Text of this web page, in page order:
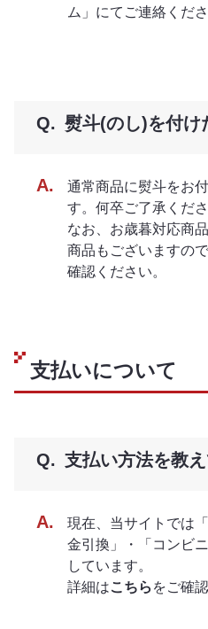
ム」にてご連絡くださ
熨斗(のし)を付け
通常商品に熨斗をお
す。何卒ご了承くだ
なお、お歳暮対応商
商品もございますの
確認ください。
支払いについて
支払い方法を教え
現在、当サイトでは
金引換」・「コンビ
しています。
詳細はこちら をご確